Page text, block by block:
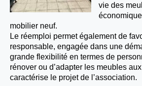
vie des
mobilier neuf.
Le réemploi permet également de
responsable, engagée dans une
grande flexibilité en termes de
rénover ou d’adapter les meubles
caractérise le projet de l’association.